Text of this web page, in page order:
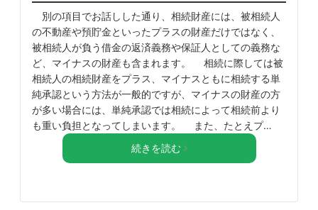
別の項目でお話しした通り、相続財産には、被相続人
の不動産や預貯金といったプラスの財産だけではなく、
被相続人が負う借金の返済義務や保証人としての義務な
ど、マイナスの財産も含まれます。 相続に際しては被
相続人の相続財産をプラス、マイナスともに相続する単
純承認という方法が一般的ですが、マイナスの財産の方
が多い場合には、単純承認では相続によって相続前より
も重い負担となってしまいます。 また、たとえプ…
続きを読む